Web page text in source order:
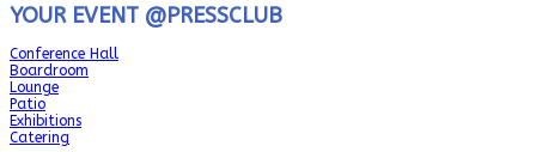
YOUR EVENT @PRESSCLUB
Conference Hall
Boardroom
Lounge
Patio
Exhibitions
Catering